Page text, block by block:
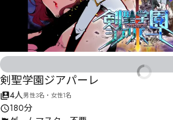
剣聖学園ジアパーレ
4人男性3名・女性1名
180分